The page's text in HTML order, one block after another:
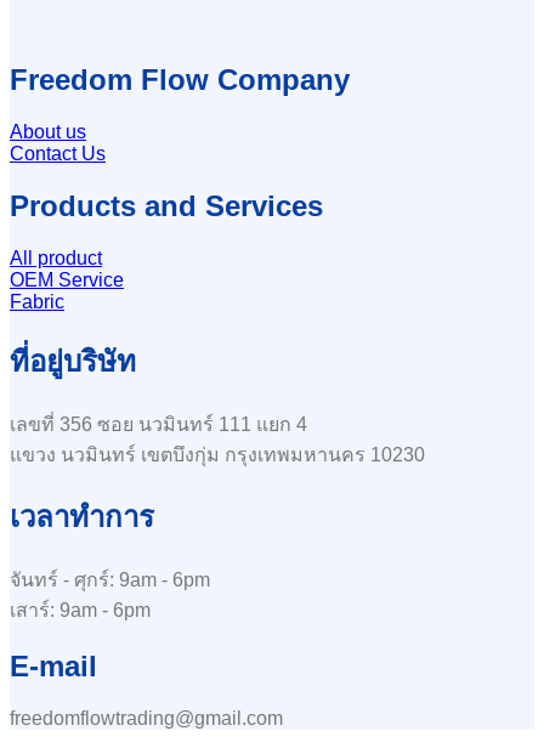
Freedom Flow Company
About us
Contact Us
Products and Services
All product
OEM Service
Fabric
ที่อยู่บริษัท
เลขที่ 356 ซอย นวมินทร์ 111 แยก 4
แขวง นวมินทร์ เขตบึงกุ่ม กรุงเทพมหานคร 10230
เวลาทำการ
จันทร์ - ศุกร์: 9am - 6pm
เสาร์: 9am - 6pm
E-mail
freedomflowtrading@gmail.com